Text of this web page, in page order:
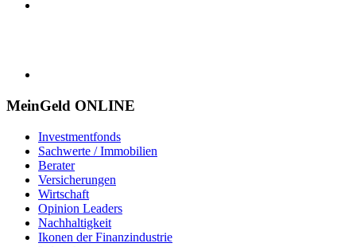
MeinGeld ONLINE
Investmentfonds
Sachwerte / Immobilien
Berater
Versicherungen
Wirtschaft
Opinion Leaders
Nachhaltigkeit
Ikonen der Finanzindustrie